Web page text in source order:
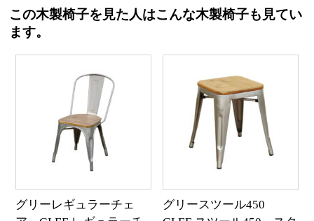
この木製椅子を見た人はこんな木製椅子も見てい
ます。
グリーレギュラーチェ
グリースツール450